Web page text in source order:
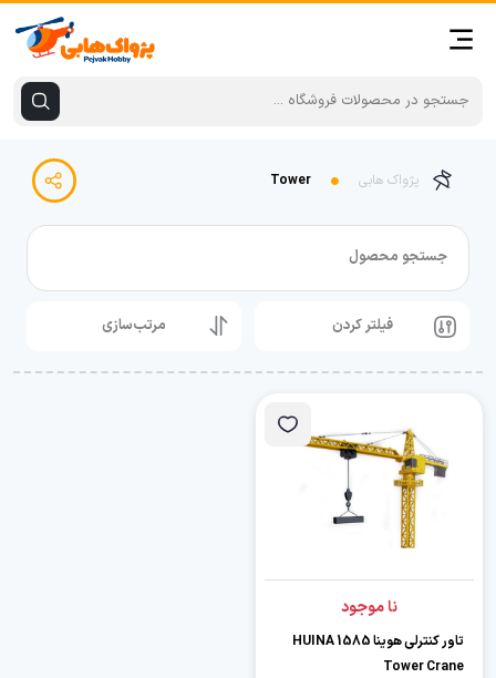
پژواک هابی Tower
جستجو محصول
فیلتر کردن مرتب‌سازی
نا موجود
تاور کنترلی هوینا HUINA 1585
Tower Crane